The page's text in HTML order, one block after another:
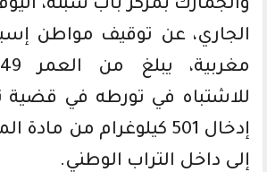
الجاري، عن توقيف مواطن
للاشتباه في تورطه في قضية
إدخال 501 كيلوغرام من
إلى داخل التراب الوطني.